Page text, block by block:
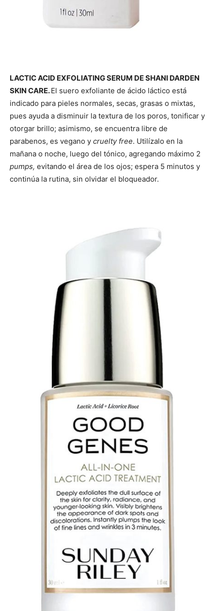
LACTIC ACID EXFOLIATING SERUM DE SHANI DARDEN
SKIN CARE.El suero exfoliante de ácido láctico está
indicado para pieles normales, secas, grasas o mixtas,
pues ayuda a disminuir la textura de los poros, tonificar y
otorgar brillo; asimismo, se encuentra libre de
parabenos, es vegano y cruelty free. Utilízalo en la
mañana o noche, luego del tónico, agregando máximo 2
pumps, evitando el área de los ojos; espera 5 minutos y
continúa la rutina, sin olvidar el bloqueador.